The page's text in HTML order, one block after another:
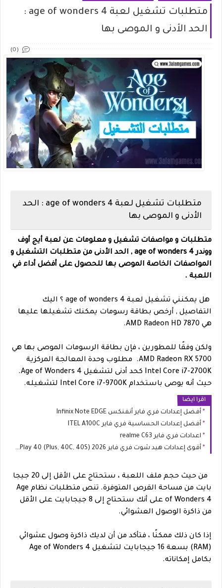
متطلبات تشغيل لعبة age of wonders 4 :
الحد الأدنى و الموصى بها
(0)
متطلبات تشغيل لعبة age of wonders 4 : الحد
الأدنى و الموصى بها
متطلبات و مواصفات تشغيل و معلومات عن لعبة أيج أوف
ووندر age of wonders 4 , الحد الأدنى من متطلبات التشغيل و
المواصفات الخاصة الموصى بها للحصول على أفضل أداء في
اللعبة .
هل يمكنني تشغيل لعبة age of wonders 4 ؟ اليك
التفاصيل , أرخص بطاقة رسومات يمكنك تشغيلها عليها
هي AMD Radeon HD 7870.
ولكن وفقًا للمطورين ، فإن بطاقة الرسومات الموصى بها هي
AMD Radeon RX 5700. مطلوب وحدة المعالجة المركزية
Intel Core i7-2700K كحد أدنى لتشغيل Age of Wonders 4.
حيث أنه يوصى باستخدام Intel Core i7-9700K لتشغيله.
اقرا ايضا
أفضل إعدادات فري فاير أنفنكس Infinix Note EDGE
أفضل إعدادات الحساسية فري فاير ITEL A100C
اعدادات فري فاير realme C63
أقوى إعدادات هيد شوت فري فاير 2026 HONOR Play 40 (Plus, 40C, 40S)
من حيث حجم ملف اللعبة ، ستحتاج على الأقل إلى 20 جيجا
بايت من مساحة القرص المتوفرة. تنص متطلبات نظام Age
of Wonders 4 على أنك ستحتاج إلى 8 جيجابايت على الأقل
من ذاكرة الوصول العشوائي.
إذا كان ذلك ممكنًا ، فتأكد من أن لديك ذاكرة وصول عشوائي
(RAM) بسعة 16 جيجابايت لتشغيل Age of Wonders 4
بكامل إمكاناته.